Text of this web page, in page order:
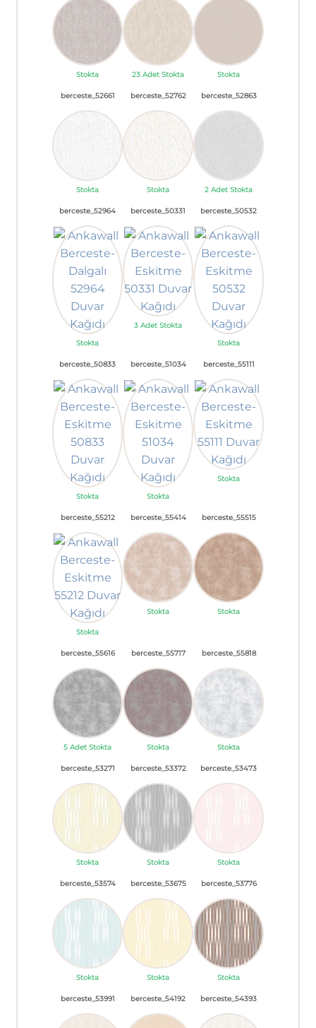
Stokta 23 Adet Stokta Stokta
berceste_52661
Stokta
berceste_52762
Stokta
berceste_52863
2 Adet Stokta
berceste_52964
Stokta
berceste_50331
3 Adet Stokta
berceste_50532
Stokta
berceste_50833
Stokta
berceste_51034
Stokta
berceste_55111
Stokta
berceste_55212
Stokta
berceste_55414
Stokta
berceste_55515
Stokta
berceste_55616
5 Adet Stokta
berceste_55717
Stokta
berceste_55818
Stokta
berceste_53271
Stokta
berceste_53372
Stokta
berceste_53473
Stokta
berceste_53574
Stokta
berceste_53675
Stokta
berceste_53776
Stokta
berceste_53991 berceste_54192 berceste_54393